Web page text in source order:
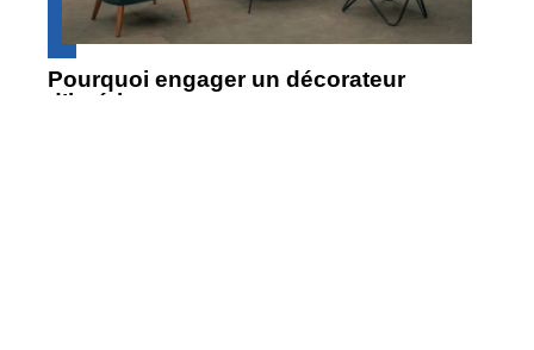
Pourquoi engager un décorateur
d’intérieur